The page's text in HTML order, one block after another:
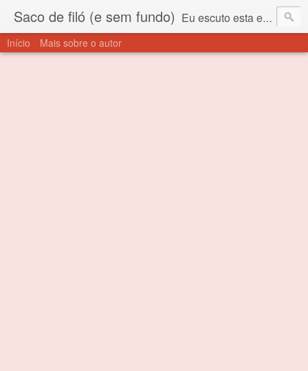
Saco de filó (e sem fundo) Eu escuto esta expressão "saco de filó" desde criança. Para quem não sabe, filó é um tecido todo furadinho e permite que um saco feito com ele, mesmo que muito exposto ao ar soprado para dentro, nunca vai se encher. Aí está o propósito deste nome... Para viver em sociedade tem que ter saco de filó.
Início Mais sobre o autor